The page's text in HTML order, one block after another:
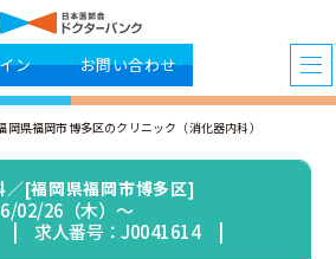
ン お問い合わせ
岡県福岡市博多区のクリニック（消化器内科）
／[福岡県福岡市博多区]
02/26（木）〜
| 求人番号：J0041614 |